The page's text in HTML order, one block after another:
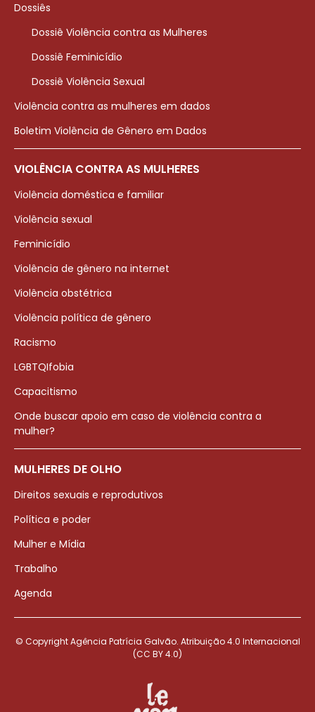
Dossiês
Dossiê Violência contra as Mulheres
Dossiê Feminicídio
Dossiê Violência Sexual
Violência contra as mulheres em dados
Boletim Violência de Gênero em Dados
VIOLÊNCIA CONTRA AS MULHERES
Violência doméstica e familiar
Violência sexual
Feminicídio
Violência de gênero na internet
Violência obstétrica
Violência política de gênero
Racismo
LGBTQIfobia
Capacitismo
Onde buscar apoio em caso de violência contra a
mulher?
MULHERES DE OLHO
Direitos sexuais e reprodutivos
Política e poder
Mulher e Mídia
Trabalho
Agenda
© Copyright Agência Patrícia Galvão. Atribuição 4.0 Internacional
(CC BY 4.0)